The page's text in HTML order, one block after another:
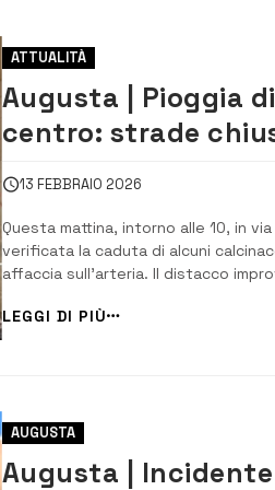
ATTUALITÀ
Augusta | Pioggia
centro: strade
13 FEBBRAIO 2026
Questa mattina, intorno alle 10, in
verificata la caduta di alcuni
affaccia sull’arteria. Il distacco
hanno immediatamente
tra le vie Limpetra ed Alabo ...
LEGGI DI PIÙ
AUGUSTA
Augusta |